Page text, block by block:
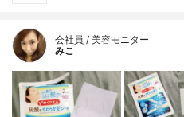
会社員 / 美容モニター
みこ